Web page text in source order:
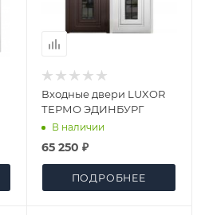
Входные двери LUXOR
ТЕРМО ЭДИНБУРГ
В наличии
65 250 ₽
ПОДРОБНЕЕ